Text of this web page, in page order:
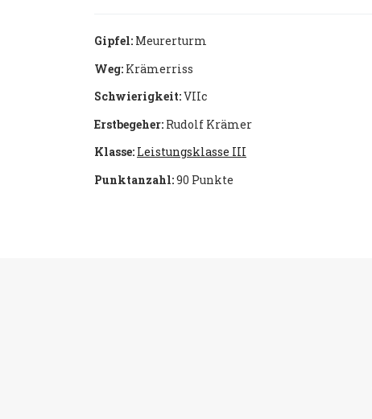
Gipfel: Meurerturm
Weg: Krämerriss
Schwierigkeit:VIIc
Erstbegeher: Rudolf Krämer
Klasse: Leistungsklasse III
Punktanzahl:90 Punkte